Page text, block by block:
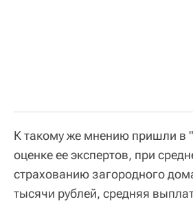
К такому же мнению пришли в
оценке ее экспертов, при
страхованию загородного
тысячи рублей, средняя